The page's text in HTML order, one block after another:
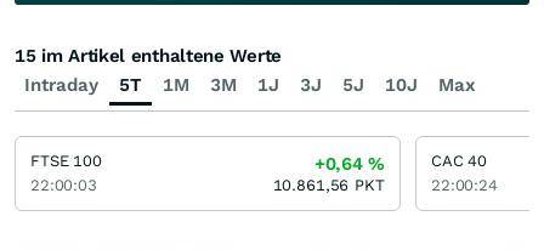
Intraday 5T 1M 3M 1J 3J 5J 10J Max
15 im Artikel enthaltene Werte
FTSE 100
22:00:03
+0,64%
10.861,56 PKT
CAC 40
22:00:24